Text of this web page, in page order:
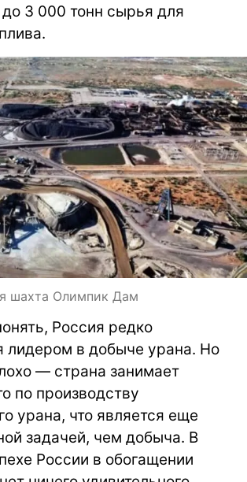
3 000 тонн сырья для
шахта Олимпик Дам
Россия редко
лидером в добыче урана. Но
— страна занимает
по производству
урана, что является еще
задачей, чем добыча. В
России в обогащении